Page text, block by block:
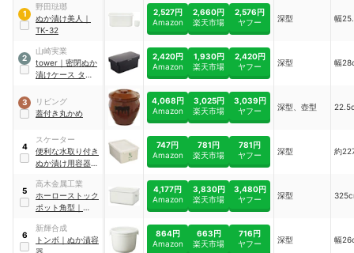
1
野田琺瑯
ぬか漬け美人 ｜
TK-32
2,527円
Amazon
2,660円
楽天市場
2,576円
ヤフー
深型 幅
2
山崎実業
tower ｜ 密閉ぬか
漬けケース タワー
2,420円
Amazon
1,930円
楽天市場
2,420円
ヤフー
深型 幅
3
リビング
蓋付き丸かめ
4,068円
Amazon
3,025円
楽天市場
3,039円
ヤフー
深型、壺型
4
スケーター
便利な水取り付き
ぬか漬け用容器
747円
Amazon
781円
楽天市場
781円
ヤフー
深型 約
5
高木金属工業
ホーローストック
ポット角型 ｜
4,177円
Amazon
3,830円
楽天市場
3,480円
ヤフー
深型
6
新輝合成
トンボ ｜ ぬか漬容
器
864円
Amazon
663円
楽天市場
716円
ヤフー
深型 幅